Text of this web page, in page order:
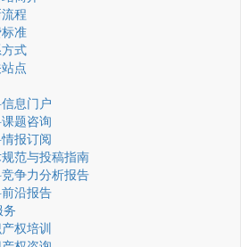
程
准
式
点
息门户
题咨询
报订阅
范与投稿指南
争力分析报告
沿报告
权培训